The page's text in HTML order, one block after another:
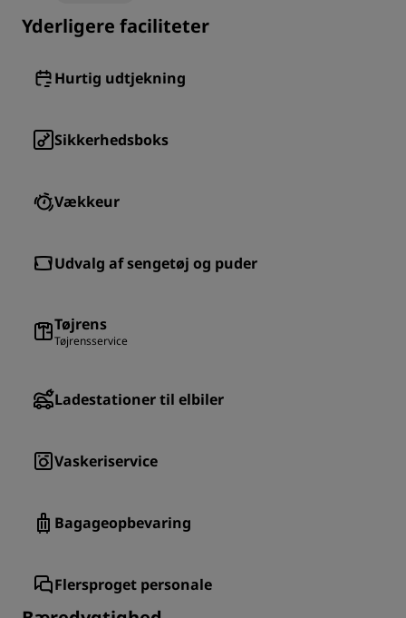
Yderligere faciliteter
Hurtig udtjekning
Sikkerhedsboks
Vækkeur
Udvalg af sengetøj og puder
Tøjrens
Tøjrensservice
Ladestationer til elbiler
Vaskeriservice
Bagageopbevaring
Flersproget personale